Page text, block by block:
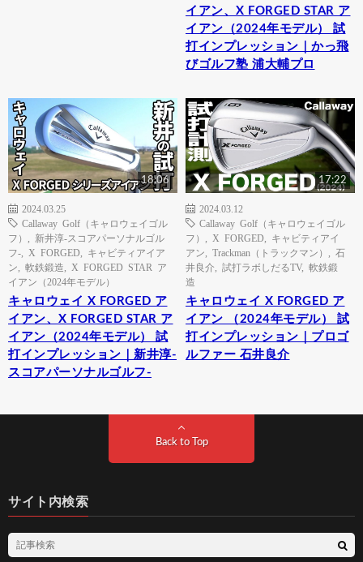
イアン、X FORGED STAR ア
イアン（2024年モデル） 試
打インプレッション｜かっ飛
びゴルフ塾 浦大輔プロ
18:06
2024.03.25
Callaway Golf（キャロウェイゴル
フ）
新井淳-スコアパーソナルゴル
フ-
X FORGED
キャビティアイア
ン
軟鉄鍛造
X FORGED STAR ア
イアン（2024年モデル）
キャロウェイ X FORGED ア
イアン、X FORGED STAR ア
イアン（2024年モデル） 試
打インプレッション｜新井淳-
スコアパーソナルゴルフ-
17:22
2024.03.12
Callaway Golf（キャロウェイゴル
フ）
X FORGED
キャビティアイ
アン
Trackman（トラックマン）
石
井良介
試打ラボしだるTV, 軟鉄鍛
造
キャロウェイ X FORGED ア
イアン （2024年モデル） 試
打インプレッション｜プロゴ
ルファー 石井良介
Back to Top
サイト内検索